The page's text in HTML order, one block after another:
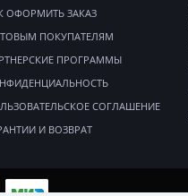
ОФОРМИТЬ ЗАКАЗ
ПОКУПАТЕЛЯМ
ПРОГРАММЫ
СОГЛАШЕНИЕ
И ВОЗВРАТ